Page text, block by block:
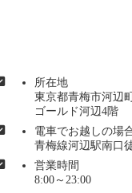
所在地
東京都青梅市河辺
ゴールド河辺4階
電車でお越しの場
青梅線河辺駅南口
営業時間
8:00～23:00